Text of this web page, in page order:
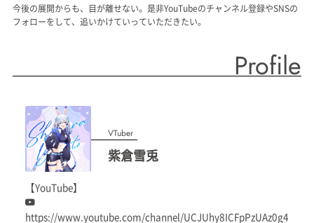
今後の展開からも、目が離せない。是非YouTubeのチャンネル登録やSNSの
フォローをして、追いかけていっていただきたい。
Profile
VTuber
紫倉雪兎
【YouTube】
https://www.youtube.com/channel/UCJUhy8ICFpPzUAz0g4